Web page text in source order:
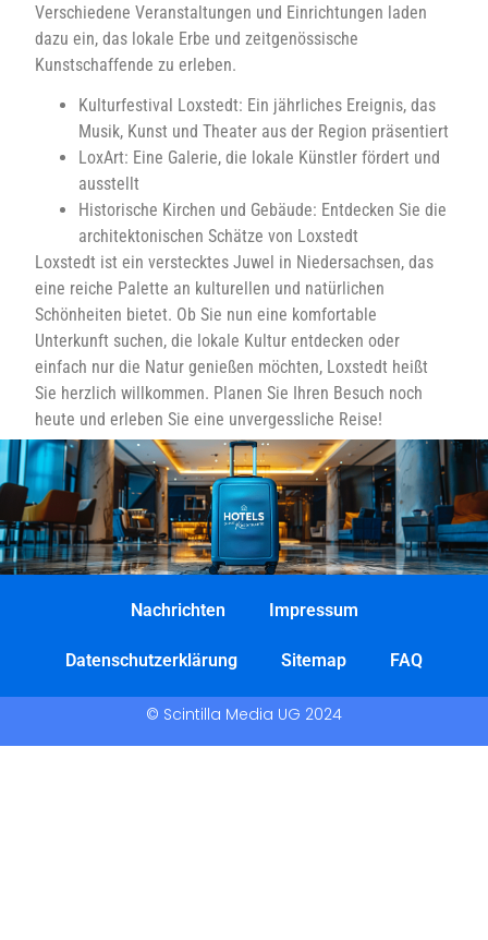
Verschiedene Veranstaltungen und Einrichtungen laden
dazu ein, das lokale Erbe und zeitgenössische
Kunstschaffende zu erleben.
Kulturfestival Loxstedt: Ein jährliches Ereignis, das
Musik, Kunst und Theater aus der Region präsentiert
LoxArt: Eine Galerie, die lokale Künstler fördert und
ausstellt
Historische Kirchen und Gebäude: Entdecken Sie die
architektonischen Schätze von Loxstedt
Loxstedt ist ein verstecktes Juwel in Niedersachsen, das
eine reiche Palette an kulturellen und natürlichen
Schönheiten bietet. Ob Sie nun eine komfortable
Unterkunft suchen, die lokale Kultur entdecken oder
einfach nur die Natur genießen möchten, Loxstedt heißt
Sie herzlich willkommen. Planen Sie Ihren Besuch noch
heute und erleben Sie eine unvergessliche Reise!
Nachrichten Impressum
Datenschutzerklärung Sitemap FAQ
© Scintilla Media UG 2024